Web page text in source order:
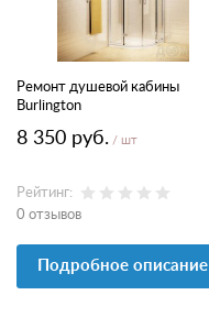
Ремонт душевой кабины
Burlington
8 350 руб. / шт
Рейтинг:
0 отзывов
Подробное описание